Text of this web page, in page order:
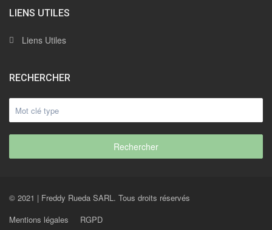
LIENS UTILES
Liens Utiles
RECHERCHER
Rechercher
© 2021 | Freddy Rueda SARL. Tous droits réservés
Mentions légales
RGPD